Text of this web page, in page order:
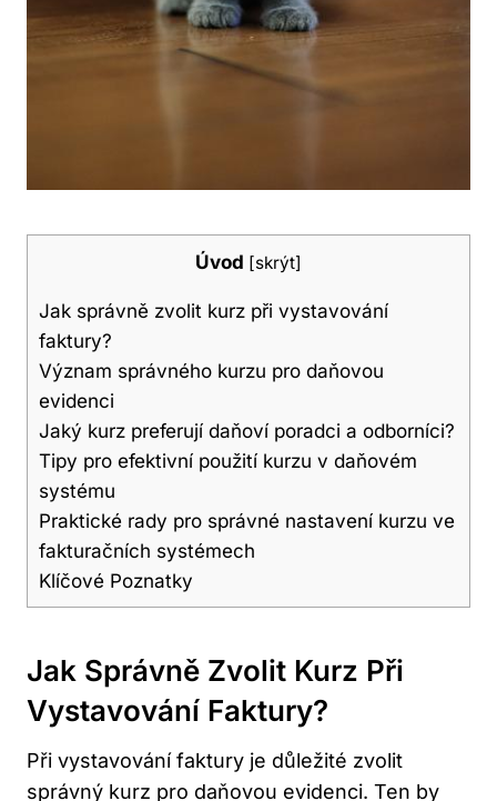
Úvod [skrýt]
Jak správně zvolit kurz při vystavování
faktury?
Význam správného kurzu pro daňovou
evidenci
Jaký kurz preferují daňoví poradci a odborníci?
Tipy pro efektivní použití kurzu v daňovém
systému
Praktické rady pro správné nastavení kurzu ve
fakturačních systémech
Klíčové Poznatky
Jak Správně Zvolit Kurz Při
Vystavování Faktury?
Při vystavování faktury je důležité zvolit
správný kurz pro daňovou evidenci. Ten by